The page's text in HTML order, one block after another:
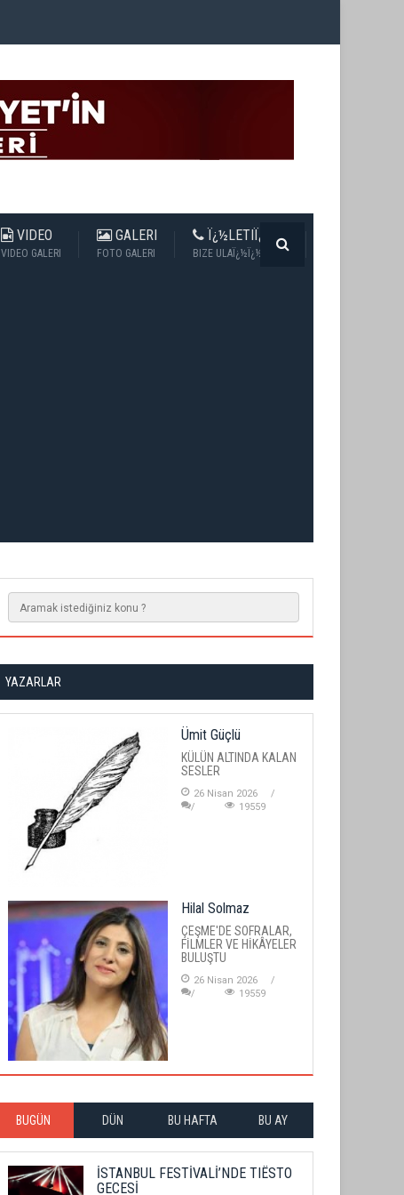
VIDEO
VIDEO GALERI
GALERI
FOTO GALERI
Ï¿½LETIÏ¿½IM
BIZE ULAÏ¿½Ï¿½N
YAZARLAR
Ümit Güçlü
KÜLÜN ALTINDA KALAN
SESLER
26 Nisan 2026
19559
Hilal Solmaz
ÇEŞME'DE SOFRALAR,
FİLMLER VE HİKÂYELER
BULUŞTU
26 Nisan 2026
19559
BUGÜN DÜN BU HAFTA BU AY
İSTANBUL FESTİVALİ’NDE TIËSTO
GECESİ